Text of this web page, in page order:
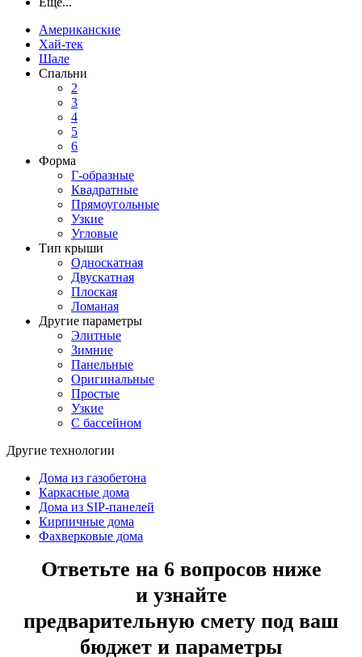
Американские
Хай-тек
Шале
Спальни
2
3
4
5
6
Форма
Г-образные
Квадратные
Прямоугольные
Узкие
Угловые
Тип крыши
Односкатная
Двускатная
Плоская
Ломаная
Другие параметры
Элитные
Зимние
Панельные
Оригинальные
Простые
Узкие
С бассейном
Другие технологии
Дома из газобетона
Каркасные дома
Дома из SIP-панелей
Кирпичные дома
Фахверковые дома
Ответьте на 6 вопросов ниже
и узнайте
предварительную смету под ваш
бюджет и параметры